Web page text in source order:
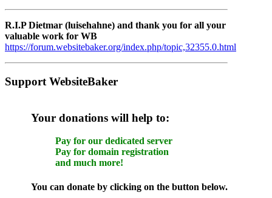
R.I.P Dietmar (luisehahne) and thank you for all your
valuable work for WB
https://forum.websitebaker.org/index.php/topic,32355.0.html
Support WebsiteBaker
Your donations will help to:
Pay for our dedicated server
Pay for domain registration
and much more!
You can donate by clicking on the button below.